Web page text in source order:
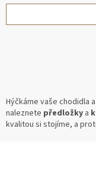
Hýčkáme vaše chodidla
naleznete předložky a
kvalitou si stojíme, a